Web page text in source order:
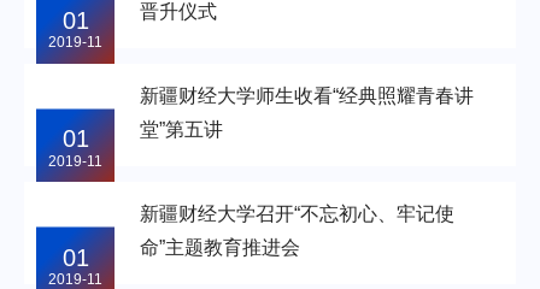
01
2019-11
晋升仪式
01
2019-11
新疆财经大学师生收看“经典照耀青春讲
堂”第五讲
01
2019-11
新疆财经大学召开“不忘初心、牢记使
命”主题教育推进会